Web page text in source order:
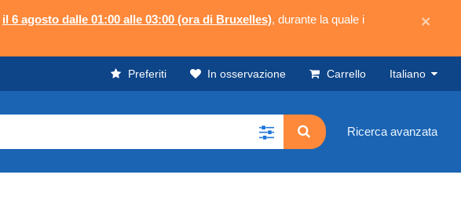
il 6 agosto dalle 01:00 alle 03:00 (ora di Bruxelles), durante la quale i
×
Preferiti In osservazione Carrello Italiano
Ricerca avanzata